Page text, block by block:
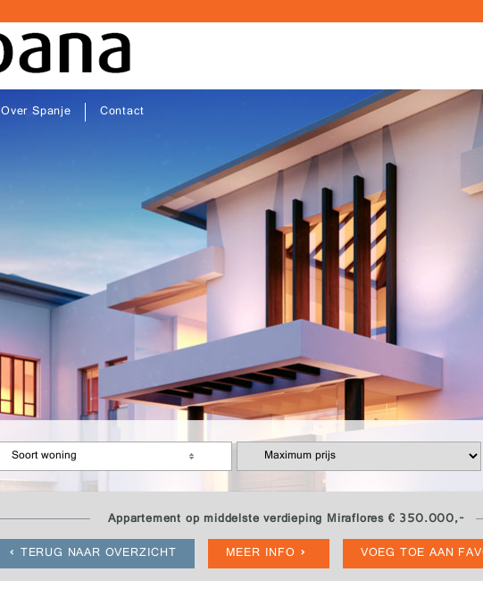
Over Spanje Contact
Soort woning
Appartement op middelste verdieping Miraflores € 350.000,-
TERUG NAAR OVERZICHT
MEER INFO VOEG TOE AAN